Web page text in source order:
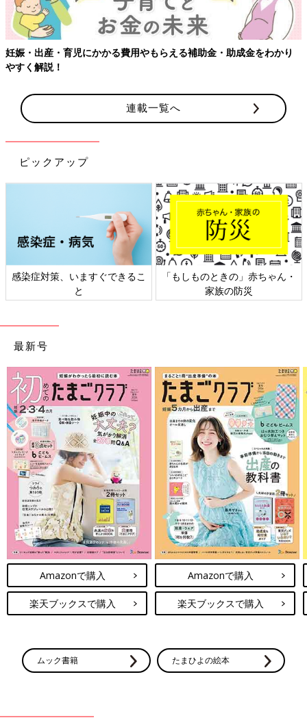
助成金をわかり 【ワクチン接種できるものも】妊婦の感染症対
連載一覧へ
ピックアップ
ときの」赤ちゃん・
日本外来小児科学会リーフレッ
六星占術
最新号
Amazonで購入
楽天ブックスで購入
Amazonで購入
楽天ブックスで購入
ムック書籍 たまひよの絵本